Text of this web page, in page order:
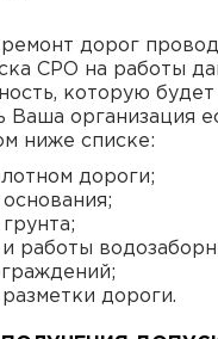
дорог
СРО на работы
которую будет
Ваша организация
ниже списке:
дороги;
работы
дороги.